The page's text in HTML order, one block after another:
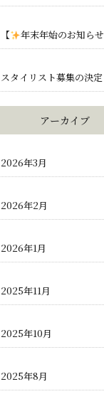
【 年末年始のお知らせ
アーカイブ
2026年3月
2026年2月
2026年1月
2025年11月
2025年10月
2025年8月